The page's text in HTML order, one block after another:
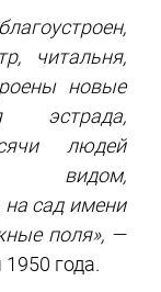
читальня,
новые
эстрада,
людей
видом,
сад имени
поля», —
года.